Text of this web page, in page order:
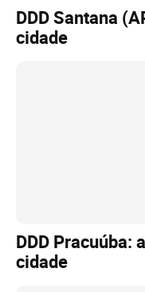
DDD Santana
cidade
DDD Pracuúba:
cidade